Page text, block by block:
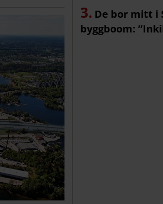
De bor mitt i
byggboom: